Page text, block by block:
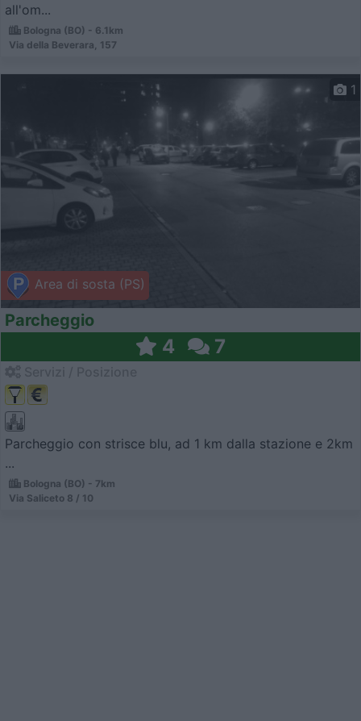
all'om...
Bologna (BO) - 6.1km
Via della Beverara, 157
Area di sosta (PS)
1
Parcheggio
4 7
Parcheggio con strisce blu, ad 1 km dalla stazione e 2km
...
Bologna (BO) - 7km
Via Saliceto 8 / 10